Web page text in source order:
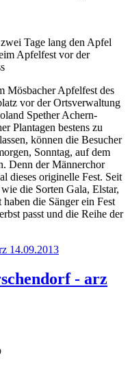
Tage lang den Apfel
Apfelfest vor der
Mösbacher Apfelfest des
vor der Ortsverwaltung
Spether Achern-
Plantagen bestens zu
können die Besucher
Sonntag, auf dem
Denn der Männerchor
dieses originelle Fest. Seit
die Sorten Gala, Elstar,
die Sänger ein Fest
passt und die Reihe der
14.09.2013
- arz